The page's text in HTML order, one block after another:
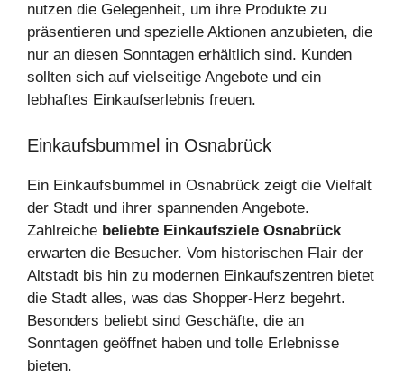
nutzen die Gelegenheit, um ihre Produkte zu
präsentieren und spezielle Aktionen anzubieten, die
nur an diesen Sonntagen erhältlich sind. Kunden
sollten sich auf vielseitige Angebote und ein
lebhaftes Einkaufserlebnis freuen.
Einkaufsbummel in Osnabrück
Ein Einkaufsbummel in Osnabrück zeigt die Vielfalt
der Stadt und ihrer spannenden Angebote.
Zahlreiche beliebte Einkaufsziele Osnabrück
erwarten die Besucher. Vom historischen Flair der
Altstadt bis hin zu modernen Einkaufszentren bietet
die Stadt alles, was das Shopper-Herz begehrt.
Besonders beliebt sind Geschäfte, die an
Sonntagen geöffnet haben und tolle Erlebnisse
bieten.